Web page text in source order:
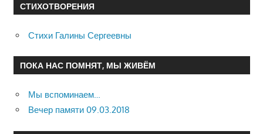
СТИХОТВОРЕНИЯ
Стихи Галины Сергеевны
ПОКА НАС ПОМНЯТ, МЫ ЖИВЁМ
Мы вспоминаем…
Вечер памяти 09.03.2018